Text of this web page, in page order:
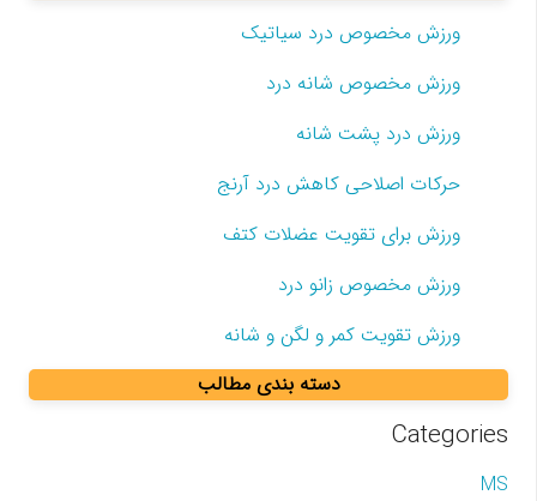
ورزش مخصوص درد سیاتیک
ورزش مخصوص شانه درد
ورزش درد پشت شانه
حرکات اصلاحی کاهش درد آرنج
ورزش برای تقویت عضلات کتف
ورزش مخصوص زانو درد
ورزش تقویت کمر و لگن و شانه
دسته بندی مطالب
Categories
MS